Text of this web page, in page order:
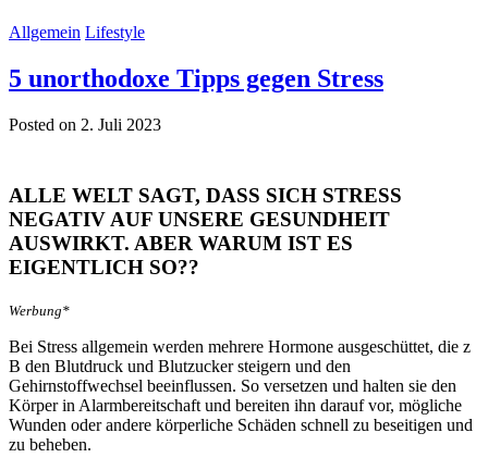
Allgemein Lifestyle
5 unorthodoxe Tipps gegen Stress
Posted on 2. Juli 2023
ALLE WELT SAGT, DASS SICH STRESS
NEGATIV AUF UNSERE GESUNDHEIT
AUSWIRKT. ABER WARUM IST ES
EIGENTLICH SO??
Werbung*
Bei Stress allgemein werden mehrere Hormone ausgeschüttet, die z
B den Blutdruck und Blutzucker steigern und den
Gehirnstoffwechsel beeinflussen. So versetzen und halten sie den
Körper in Alarmbereitschaft und bereiten ihn darauf vor, mögliche
Wunden oder andere körperliche Schäden schnell zu beseitigen und
zu beheben.